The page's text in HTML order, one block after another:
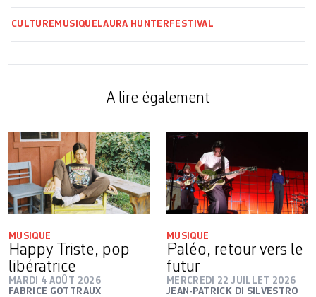
CULTURE MUSIQUE LAURA HUNTER FESTIVAL
A lire également
MUSIQUE
Happy Triste, pop
libératrice
MARDI 4 AOÛT 2026
FABRICE GOTTRAUX
MUSIQUE
Paléo, retour vers le
futur
MERCREDI 22 JUILLET 2026
JEAN-PATRICK DI SILVESTRO